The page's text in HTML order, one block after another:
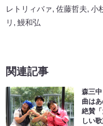
レトリィバァ, 佐藤哲夫, 小
リ , 鰻和弘
関連記事
森三
曲は
絶賛
しい